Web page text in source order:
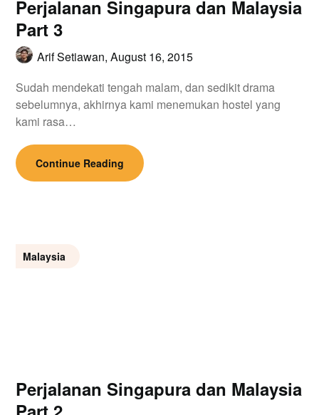
Perjalanan Singapura dan Malaysia
Part 3
Arif Setiawan,August 16, 2015
Sudah mendekati tengah malam, dan sedikit drama
sebelumnya, akhirnya kami menemukan hostel yang
kami rasa…
Continue Reading
Malaysia
Perjalanan Singapura dan Malaysia